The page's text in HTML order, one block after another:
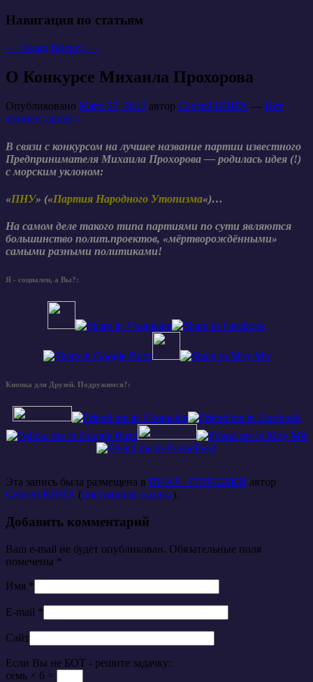
Навигация по статьям
← Назад Вперед →
О Конкурсе Михаила Прохорова
Опубликовано Март 22, 2012 автор Сергей ЮНГА — Нет
комментариев ↓
В связи с конкурсом на лучшее название партии известного
Предпринимателя Михаила Прохорова — родилась идея (!)
с морским уклоном:
«ПНУ» («Партия Народного Утопизма«)…
На самом деле такого типа партиями по сути являются
большинство полит.проектов, «мёртворождёнными»
самыми разными политиками!
Я - социален, а Вы?:
Кнопка для Друзей. Подружимся?:
Эта запись была размещена в ПИАР - ПИРОЖКИ автор
Сергей ЮНГА (постоянная ссылка).
Добавить комментарий
Ваш e-mail не будет опубликован. Обязательные поля
помечены *
Имя *
E-mail *
Сайт
Если Вы не БОТ - решите задачку:
семь × 6 =